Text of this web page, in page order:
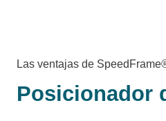
Las ventajas de
Posicionador